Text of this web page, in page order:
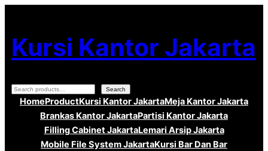
ke
konten
Kursi Kantor Jakarta
Search Search
HomeProductKursi Kantor JakartaMeja Kantor Jakarta
Brankas Kantor JakartaPartisi Kantor Jakarta
Filling Cabinet JakartaLemari Arsip Jakarta
Mobile File System JakartaKursi Bar Dan Bar